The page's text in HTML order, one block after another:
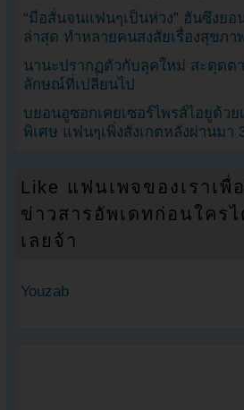
“มือสั่นจนแฟนๆเป็นห่วง” ฮันซึงยอ
ล่าสุด ทำหลายคนสงสัยเรื่องสุขภา
นานะปรากฏตัวกับลุคใหม่ สะดุดต
ลักษณ์ที่เปลี่ยนไป
บยอนอูซอกเคยเซอร์ไพรส์ไอยูด้วย
พิเศษ แฟนๆเพิ่งสังเกตหลังผ่านมา
Like แฟนเพจของเราเพื่
ข่าวสารอัพเดทก่อนใคร
เลยจ้า
Youzab